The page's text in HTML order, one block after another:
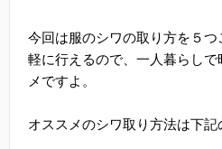
今回は服のシワの取り方を５
軽に行えるので、一人暮らし
メですよ。
オススメのシワ取り方法は下記